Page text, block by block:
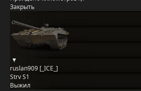
Закрыть
ruslan909 [_ICE_]
Strv S1
Выжил